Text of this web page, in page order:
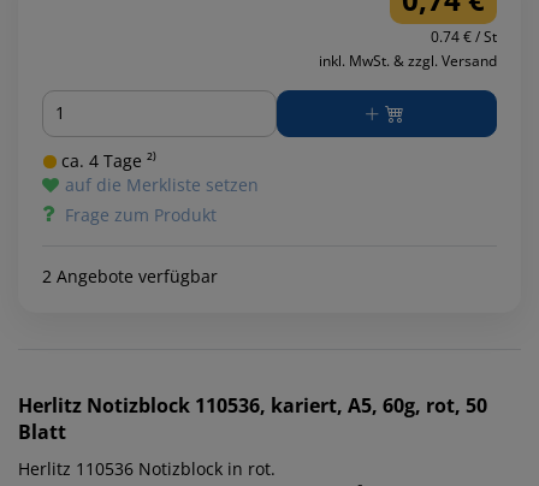
0.74 € / St
inkl. MwSt. & zzgl. Versand
Menge
ca. 4 Tage ²⁾
auf die Merkliste setzen
Frage zum Produkt
2 Angebote verfügbar
Herlitz Notizblock 110536, kariert, A5, 60g, rot, 50
Blatt
Herlitz 110536 Notizblock in rot.